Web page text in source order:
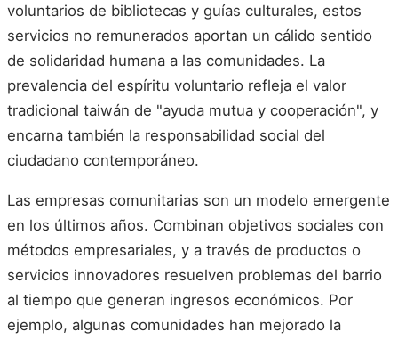
voluntarios de bibliotecas y guías culturales, estos
servicios no remunerados aportan un cálido sentido
de solidaridad humana a las comunidades. La
prevalencia del espíritu voluntario refleja el valor
tradicional taiwán de "ayuda mutua y cooperación", y
encarna también la responsabilidad social del
ciudadano contemporáneo.
Las empresas comunitarias son un modelo emergente
en los últimos años. Combinan objetivos sociales con
métodos empresariales, y a través de productos o
servicios innovadores resuelven problemas del barrio
al tiempo que generan ingresos económicos. Por
ejemplo, algunas comunidades han mejorado la